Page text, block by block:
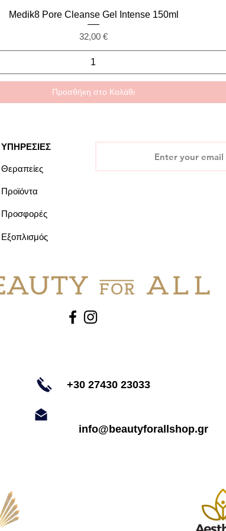
Γρήγορη προβολή
Medik8 Pore Cleanse Gel Intense 150ml
Τιμή
32,00 €
Προσθήκη στο Καλάθι
ΥΠΗΡΕΣΙΕΣ
Θεραπείες
Προϊόντα
Προσφορές
Εξοπλισμός
+30 27430 23033
info@beautyforallshop.gr